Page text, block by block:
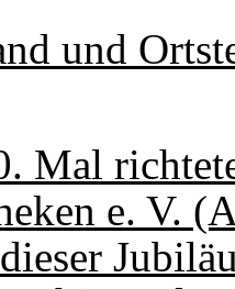
und
Mal
e. V.